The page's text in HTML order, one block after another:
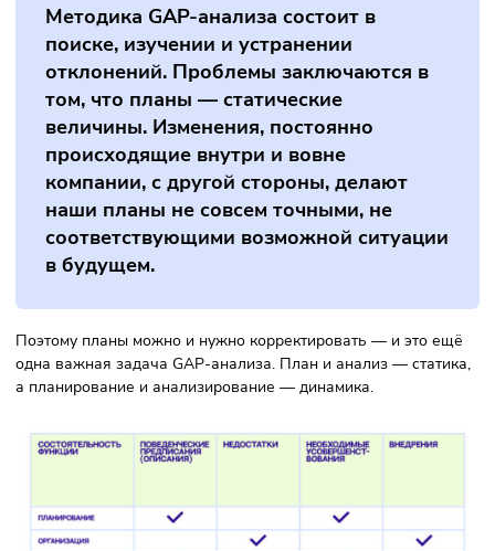
проводится прогноз, каких позиций может достигнуть
организация в будущем. Нужно определить
преимущества, которые появятся в результате
Определение оценки достижимости цели. Планы по
преодолению выявленных разрывов. Их можно
за счёт новых технологий и изменений в системе
менеджмента. Цели корректируются при обнаружении
значительного разрыва. Либо возможно рассмотреть
позитивные изменения на конкретном участке.
Составление прогнозов. Нестыковки следует
функциональному признакам. Информационные,
финансовые, технические потребности учитываются
поиске мер по ликвидации разрывов.
Составление планов изменения текущей ситуации.
делают: проводят антикризисные мероприятия,
эффективность каналов сбыта, используют опыт
конкурентов, услуги сторонних служб.